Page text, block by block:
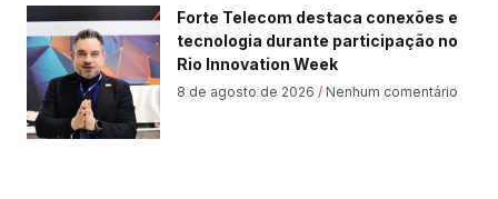
Forte Telecom destaca conexões e
tecnologia durante participação no
Rio Innovation Week
8 de agosto de 2026 Nenhum comentário